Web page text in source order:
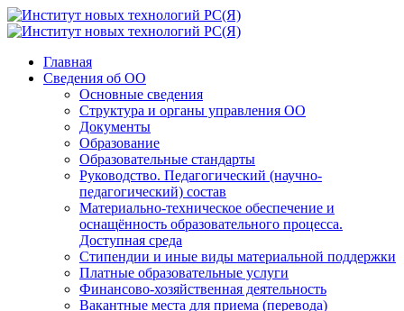
Главная
Сведения об ОО
Основные сведения
Структура и органы управления ОО
Документы
Образование
Образовательные стандарты
Руководство. Педагогический (научно-
педагогический) состав
Материально-техническое обеспечение и
оснащённость образовательного процесса.
Доступная среда
Стипендии и иные виды материальной поддержки
Платные образовательные услуги
Финансово-хозяйственная деятельность
Вакантные места для приема (перевода)